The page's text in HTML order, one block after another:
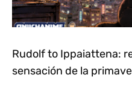
Rudolf to Ippaiattena:
sensación de la